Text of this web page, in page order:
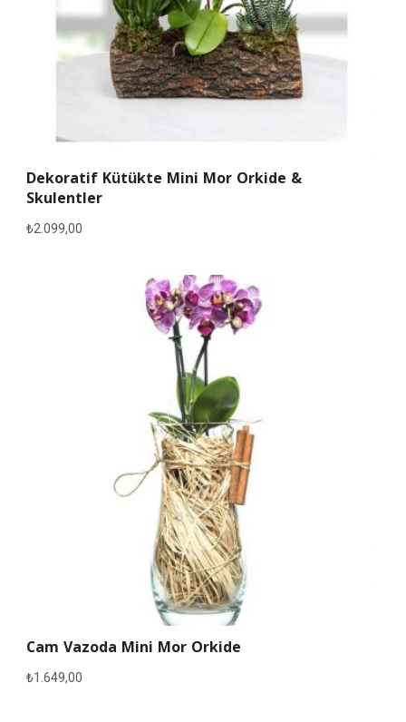
Dekoratif Kütükte Mini Mor Orkide &
Skulentler
₺2.099,00
Cam Vazoda Mini Mor Orkide
₺1.649,00